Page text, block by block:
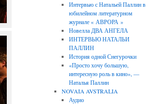
Интервью с Натальей Паллин в
юбилейном литературном
журнале « АВРОРА »
Новелла ДВА АНГЕЛА
ИНТЕРВЬЮ НАТАЛЬИ
ПАЛЛИН
История одной Снегурочки
«Просто хочу большую,
интересную роль в кино», —
Наталья Паллин
NOVAIA AVSTRALIA
Аудио